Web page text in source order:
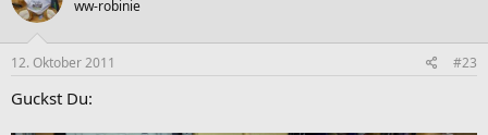
ww-robinie
12. Oktober 2011 #23
Guckst Du: